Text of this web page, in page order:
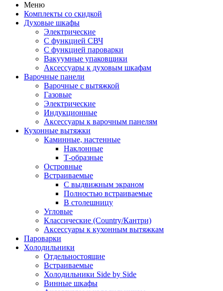
Меню
Комплекты со скидкой
Духовые шкафы
Электрические
С функцией СВЧ
С функцией пароварки
Вакуумные упаковщики
Аксессуары к духовым шкафам
Варочные панели
Варочные с вытяжкой
Газовые
Электрические
Индукционные
Аксессуары к варочным панелям
Кухонные вытяжки
Каминные, настенные
Наклонные
Т-образные
Островные
Встраиваемые
С выдвижным экраном
Полностью встраиваемые
В столешницу
Угловые
Классические (Country/Кантри)
Аксессуары к кухонным вытяжкам
Пароварки
Холодильники
Отдельностоящие
Встраиваемые
Холодильники Side by Side
Винные шкафы